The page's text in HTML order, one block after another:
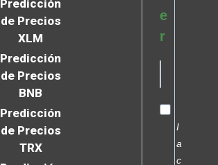
Predicción
de Precios
XLM
Predicción
de Precios
BNB
Predicción
de Precios
TRX
e
r
I
a
c